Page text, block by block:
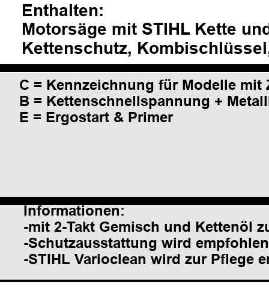
Enthalten:
Motorsäge mit STIHL Kette
Kettenschutz,
Informationen:
-mit 2-Takt Gemisch und Kettenöl
-Schutzausstattung wird empfohlen
-STIHL Varioclean wird zur Pflege
C = Kennzeichnung für Modelle mit
B = Kettenschnellspannung +
E = Ergostart & Primer